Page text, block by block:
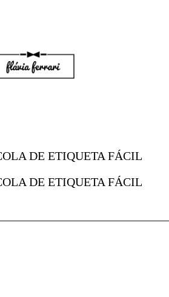
DE ETIQUETA FÁCIL
DE ETIQUETA FÁCIL